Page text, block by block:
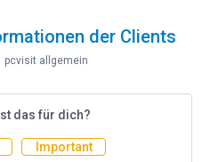
der Clients
pcvisit allgemein
das für dich?
Important